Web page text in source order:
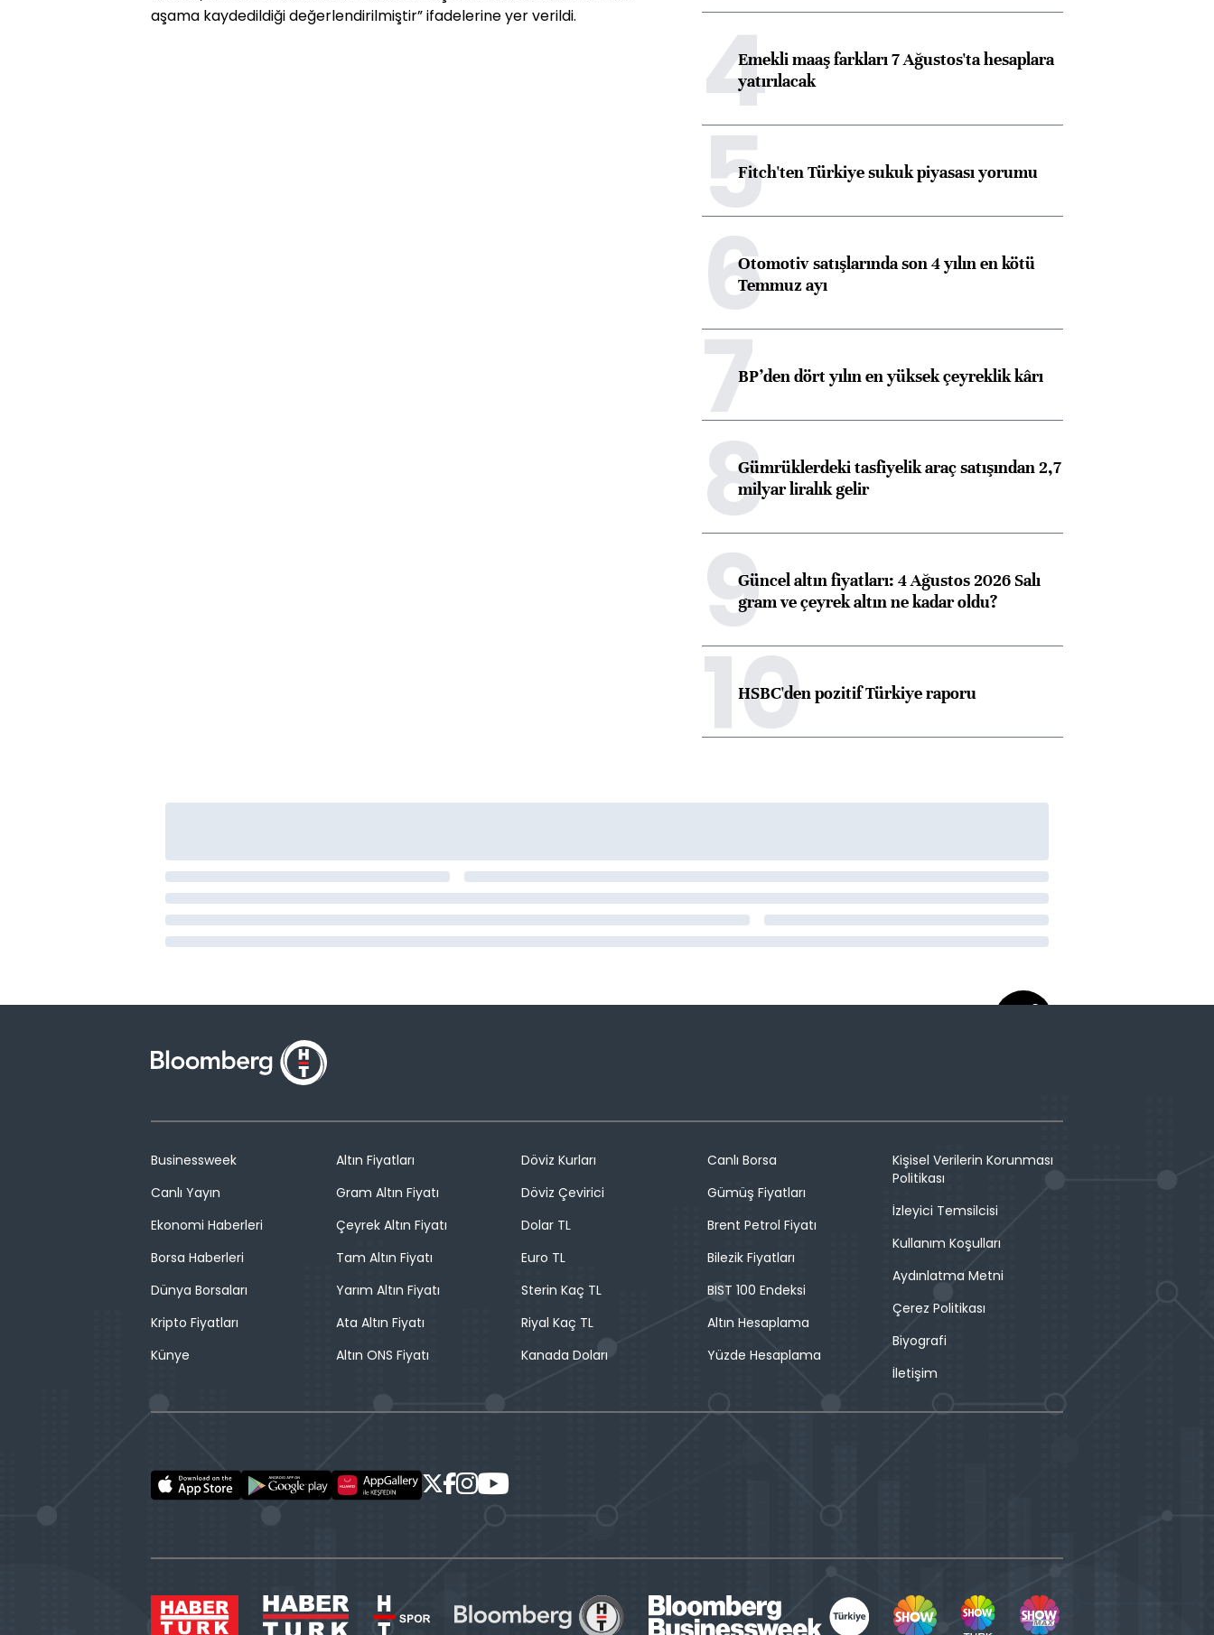
aşama kaydedildiği değerlendirilmiştir” ifadelerine yer verildi.
4Emekli maaş farkları 7 Ağustos'ta hesaplara
yatırılacak
5Fitch'ten Türkiye sukuk piyasası yorumu
6Otomotiv satışlarında son 4 yılın en kötü
Temmuz ayı
7BP’den dört yılın en yüksek çeyreklik kârı
8Gümrüklerdeki tasfiyelik araç satışından 2,7
milyar liralık gelir
9Güncel altın fiyatları: 4 Ağustos 2026 Salı
gram ve çeyrek altın ne kadar oldu?
10
HSBC'den pozitif Türkiye raporu
Businessweek
Canlı Yayın
Ekonomi Haberleri
Borsa Haberleri
Dünya Borsaları
Kripto Fiyatları
Künye
Altın Fiyatları
Gram Altın Fiyatı
Çeyrek Altın Fiyatı
Tam Altın Fiyatı
Yarım Altın Fiyatı
Ata Altın Fiyatı
Altın ONS Fiyatı
Döviz Kurları
Döviz Çevirici
Dolar TL
Euro TL
Sterin Kaç TL
Riyal Kaç TL
Kanada Doları
Canlı Borsa
Gümüş Fiyatları
Brent Petrol Fiyatı
Bilezik Fiyatları
BIST 100 Endeksi
Altın Hesaplama
Yüzde Hesaplama
Kişisel Verilerin Korunması
Politikası
İzleyici Temsilcisi
Kullanım Koşulları
Aydınlatma Metni
Çerez Politikası
Biyografi
İletişim